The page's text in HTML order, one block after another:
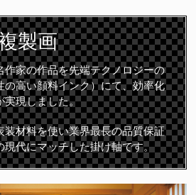
製画
作家の作品を先端テクノロジーの
の高い顔料インク）にて、効率化
実現しました。
装材料を使い業界最長の品質保証
現代にマッチした掛け軸です。